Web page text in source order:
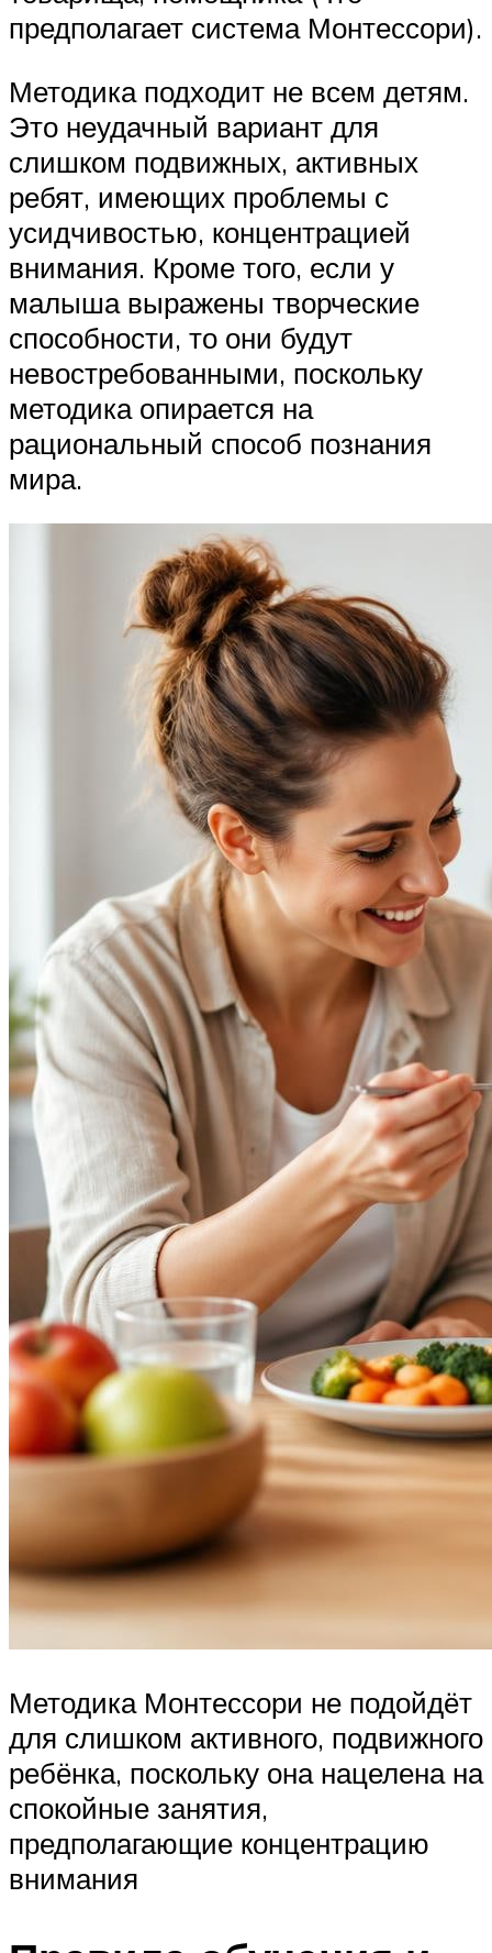
предполагает система Монтессори).
Методика подходит не всем детям.
Это неудачный вариант для
слишком подвижных, активных
ребят, имеющих проблемы с
усидчивостью, концентрацией
внимания. Кроме того, если у
малыша выражены творческие
способности, то они будут
невостребованными, поскольку
методика опирается на
рациональный способ познания
мира.
Методика Монтессори не подойдёт
для слишком активного, подвижного
ребёнка, поскольку она нацелена на
спокойные занятия,
предполагающие концентрацию
внимания